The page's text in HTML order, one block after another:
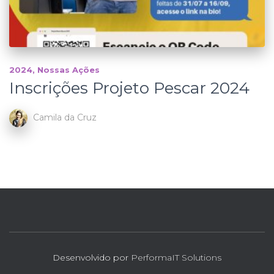
2024 Nossas Ações
Inscrições Projeto Pescar 2024
Camila da Cruz
Desenvolvido por PerformaIT Solutions